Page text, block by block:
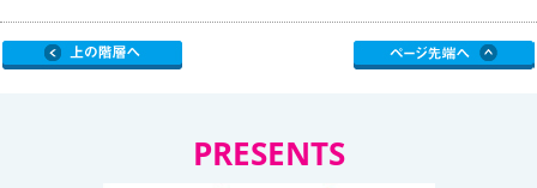
PRESENTS